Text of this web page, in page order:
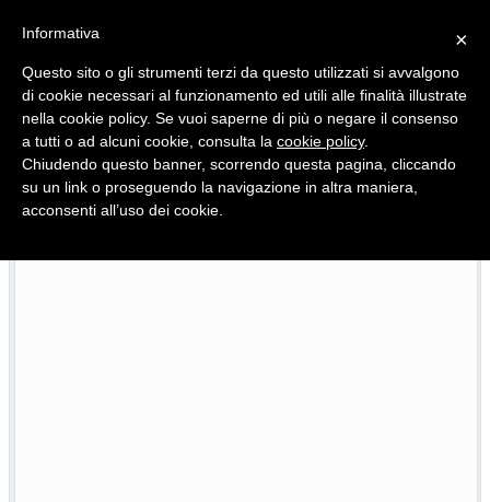
Quotidiano d'informazione distribuito in Molise con
×
Informativa
Questo sito o gli strumenti terzi da questo utilizzati si avvalgono
di cookie necessari al funzionamento ed utili alle finalità illustrate
nella cookie policy. Se vuoi saperne di più o negare il consenso
a tutti o ad alcuni cookie, consulta la cookie policy.
Chiudendo questo banner, scorrendo questa pagina, cliccando
su un link o proseguendo la navigazione in altra maniera,
acconsenti all’uso dei cookie.